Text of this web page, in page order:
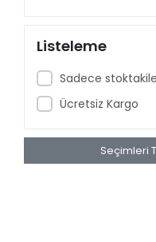
Listeleme
Sadece
Ücretsiz Kargo
Seçimleri